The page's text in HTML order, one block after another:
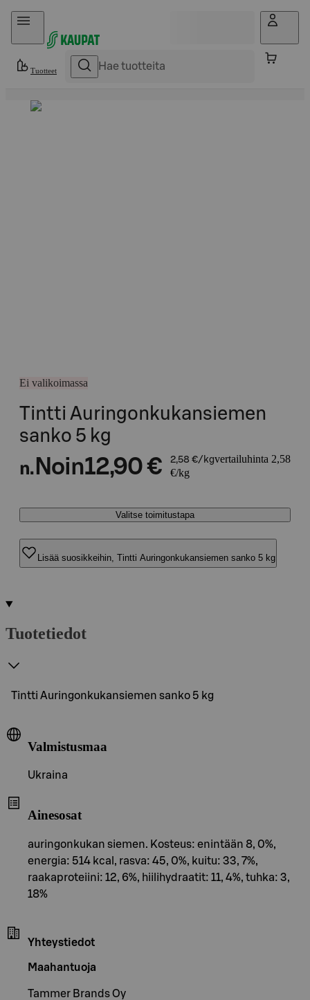
Hyppää sisältöön
Tuotteet
Ei valikoimassa
Tintti Auringonkukansiemen
sanko 5 kg
n. Noin12,90 € 2,58 €/kgvertailuhinta 2,58
€/kg
Valitse toimitustapa
Lisää suosikkeihin, Tintti Auringonkukansiemen sanko 5 kg
Tuotetiedot
Tintti Auringonkukansiemen sanko 5 kg
Valmistusmaa
Ukraina
Ainesosat
auringonkukan siemen. Kosteus: enintään 8, 0%,
energia: 514 kcal, rasva: 45, 0%, kuitu: 33, 7%,
raakaproteiini: 12, 6%, hiilihydraatit: 11, 4%, tuhka: 3,
18%
Yhteystiedot
Maahantuoja
Tammer Brands Oy